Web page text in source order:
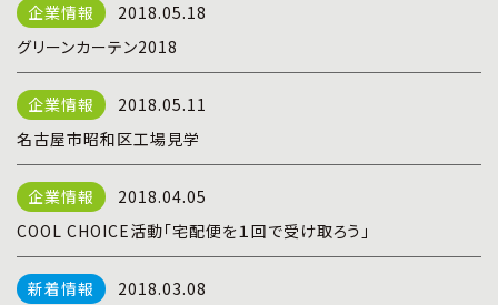
2018.05.18
グリーンカーテン2018
2018.05.11
名古屋市昭和区工場見学
2018.04.05
COOL CHOICE活動「宅配便を１回で受け取ろう」
2018.03.08